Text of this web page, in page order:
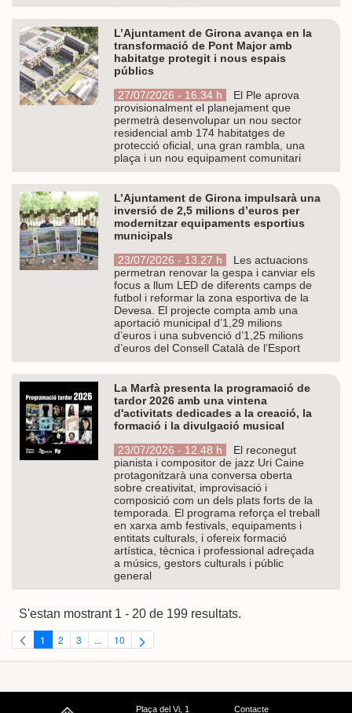
L’Ajuntament de Girona avança en la
transformació de Pont Major amb
habitatge protegit i nous espais
públics
27/07/2026 - 16.34 h
El Ple aprova
provisionalment el planejament que
permetrà desenvolupar un nou sector
residencial amb 174 habitatges de
protecció oficial, una gran rambla, una
plaça i un nou equipament comunitari
L’Ajuntament de Girona impulsarà una
inversió de 2,5 milions d’euros per
modernitzar equipaments esportius
municipals
23/07/2026 - 13.27 h
Les actuacions
permetran renovar la gespa i canviar els
focus a llum LED de diferents camps de
futbol i reformar la zona esportiva de la
Devesa. El projecte compta amb una
aportació municipal d’1,29 milions
d’euros i una subvenció d’1,25 milions
d’euros del Consell Català de l’Esport
La Marfà presenta la programació de
tardor 2026 amb una vintena
d'activitats dedicades a la creació, la
formació i la divulgació musical
23/07/2026 - 12.48 h
El reconegut
pianista i compositor de jazz Uri Caine
protagonitzarà una conversa oberta
sobre creativitat, improvisació i
composició com un dels plats forts de la
temporada. El programa reforça el treball
en xarxa amb festivals, equipaments i
entitats culturals, i ofereix formació
artística, tècnica i professional adreçada
a músics, gestors culturals i públic
general
S'estan mostrant 1 - 20 de 199 resultats.
Pàgina
1 Pàgina
2 Pàgina
3 ...Pàgines intermèdies Utilitzeu TAB per navegar.
Pàgina
10
Plaça del Vi, 1 Contacte